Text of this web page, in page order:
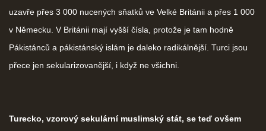
uzavře přes 3 000 nucených sňatků ve Velké Británii a přes 1 000
v Německu. V Británii mají vyšší čísla, protože je tam hodně
Pákistánců a pákistánský islám je daleko radikálnější. Turci jsou
přece jen sekularizovanější, i když ne všichni.
Turecko, vzorový sekulární muslimský stát, se teď ovšem